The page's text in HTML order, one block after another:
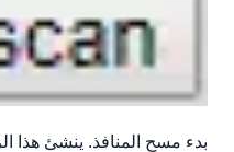
بدء مسح المنافذ. ينشئ هذا